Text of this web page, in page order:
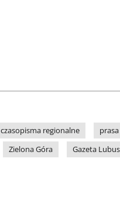
czasopisma regionalne
Zielona Góra Gazeta